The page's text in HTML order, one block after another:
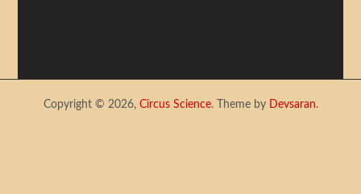
Copyright © 2026, Circus Science. Theme by Devsaran.